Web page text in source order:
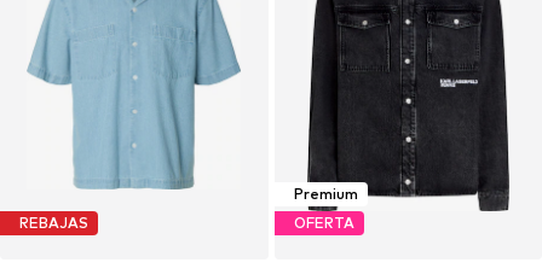
REBAJAS
Premium
OFERTA